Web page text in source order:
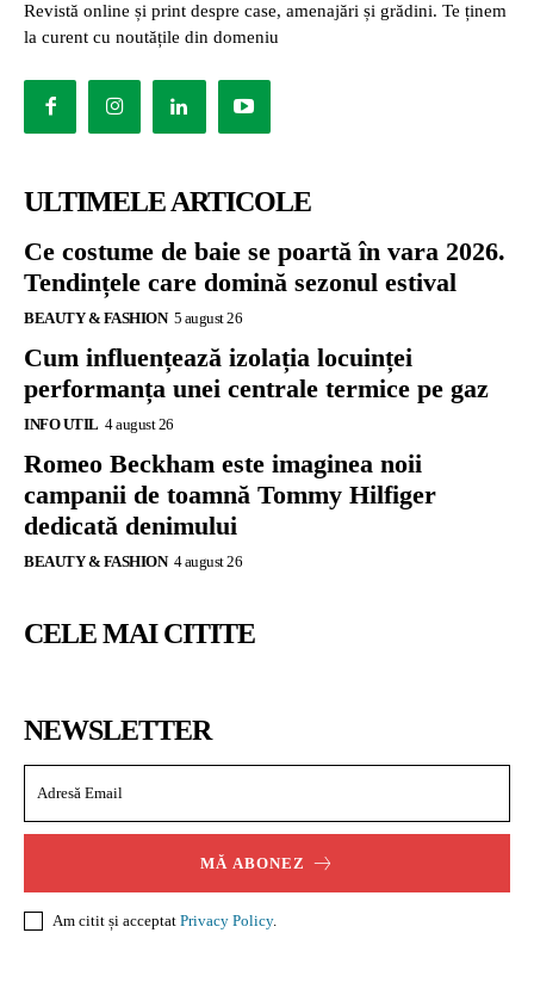
Revistă online și print despre case, amenajări și grădini. Te ținem
la curent cu noutățile din domeniu
ULTIMELE ARTICOLE
Ce costume de baie se poartă în vara 2026.
Tendințele care domină sezonul estival
BEAUTY & FASHION 5 august 26
Cum influențează izolația locuinței
performanța unei centrale termice pe gaz
INFO UTIL 4 august 26
Romeo Beckham este imaginea noii
campanii de toamnă Tommy Hilfiger
dedicată denimului
BEAUTY & FASHION 4 august 26
CELE MAI CITITE
NEWSLETTER
MĂ ABONEZ
Am citit și acceptat Privacy Policy.